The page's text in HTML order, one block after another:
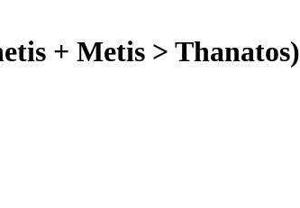
+ Metis > Thanatos)